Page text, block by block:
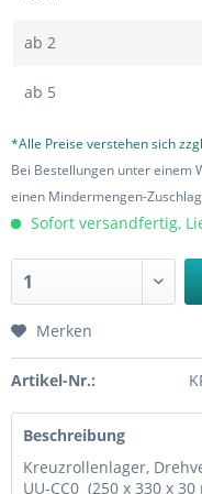
ab 2
ab 5
*Alle Preise verstehen sich
Bei Bestellungen unter einem
einen Mindermengen-
Sofort versandfertig,
Merken
Artikel-Nr.:
Beschreibung
Kreuzrollenlager,
UU-CC0 (250 x 330 x